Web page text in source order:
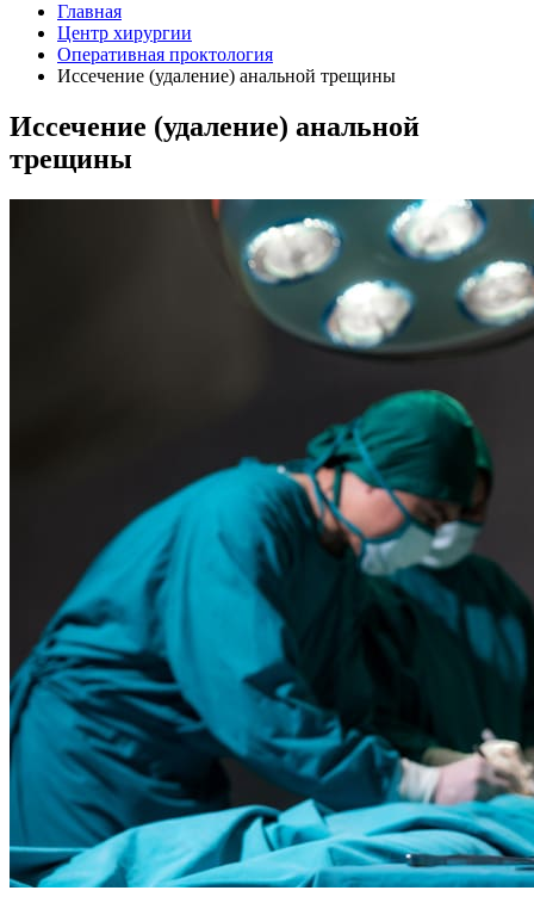
Главная
Центр хирургии
Оперативная проктология
Иссечение (удаление) анальной трещины
Иссечение (удаление) анальной
трещины